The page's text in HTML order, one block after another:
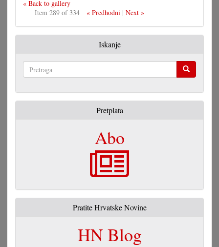
« Back to gallery
Item 289 of 334
« Predhodni| Next »
Iskanje
Pretplata
Abo
Pratite Hrvatske Novine
HN Blog